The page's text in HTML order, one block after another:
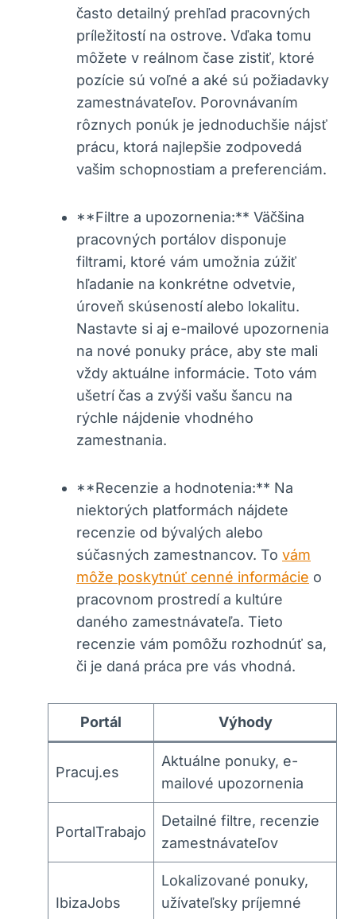
často detailný prehľad pracovných
príležitostí na ostrove. Vďaka tomu
môžete v reálnom čase zistiť, ktoré
pozície sú voľné a aké sú požiadavky
zamestnávateľov. Porovnávaním
rôznych ponúk je jednoduchšie nájsť
prácu, ktorá najlepšie zodpovedá
vašim schopnostiam a preferenciám.
**Filtre a upozornenia:** Väčšina
pracovných portálov disponuje
filtrami, ktoré vám umožnia zúžiť
hľadanie na konkrétne odvetvie,
úroveň skúseností alebo lokalitu.
Nastavte si aj e-mailové upozornenia
na nové ponuky práce, aby ste mali
vždy aktuálne informácie. Toto vám
ušetrí čas a zvýši vašu šancu na
rýchle nájdenie vhodného
zamestnania.
**Recenzie a hodnotenia:** Na
niektorých platformách nájdete
recenzie od bývalých alebo
súčasných zamestnancov. To vám
môže poskytnúť cenné informácie o
pracovnom prostredí a kultúre
daného zamestnávateľa. Tieto
recenzie vám pomôžu rozhodnúť sa,
či je daná práca pre vás vhodná.
Portál Výhody
Pracuj.es
Aktuálne ponuky, e-
mailové upozornenia
PortalTrabajo
Detailné filtre, recenzie
zamestnávateľov
IbizaJobs
Lokalizované ponuky,
užívateľsky príjemné